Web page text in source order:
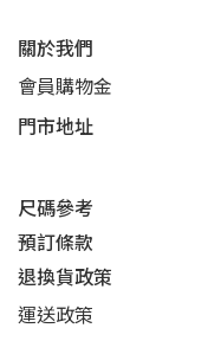
關於我們
會員購物金
門市地址
尺碼參考
預訂條款
退換貨政策​
運送政策​